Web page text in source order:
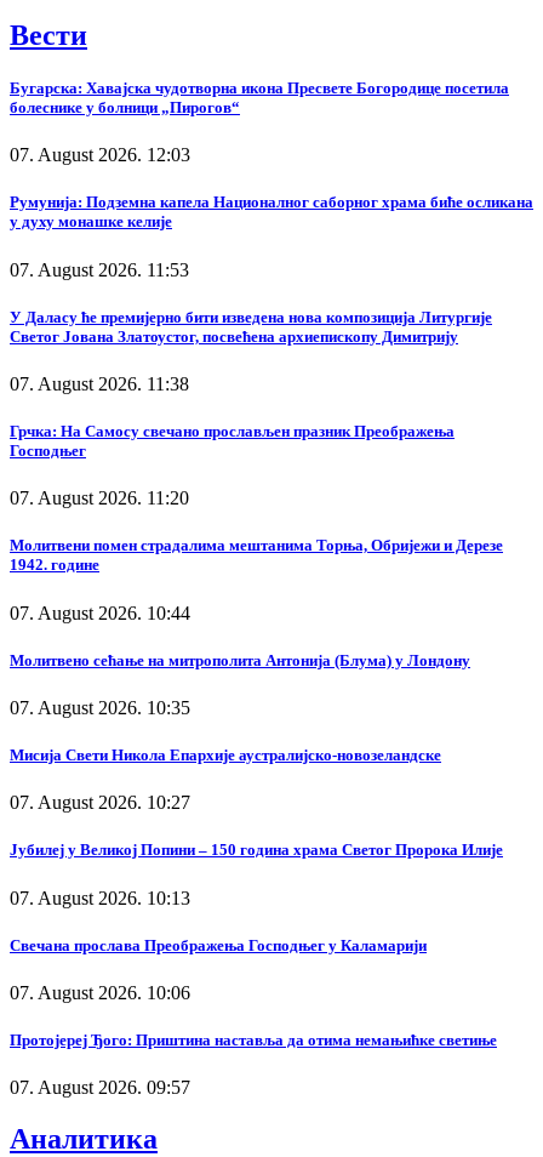
Вести
Бугарска: Хавајска чудотворна икона Пресвете Богородице посетила
болеснике у болници „Пирогов“
07. August 2026. 12:03
Румунија: Подземна капела Националног саборног храма биће осликана
у духу монашке келије
07. August 2026. 11:53
У Даласу ће премијерно бити изведена нова композиција Литургије
Светог Јована Златоустог, посвећена архиепископу Димитрију
07. August 2026. 11:38
Грчка: На Самосу свечано прослављен празник Преображења
Господњег
07. August 2026. 11:20
Молитвени помен страдалима мештанима Торња, Обријежи и Дерезе
1942. године
07. August 2026. 10:44
Молитвено сећање на митрополита Антонија (Блума) у Лондону
07. August 2026. 10:35
Мисија Свети Никола Епархије аустралијско-новозеландске
07. August 2026. 10:27
Јубилеј у Великој Попини – 150 година храма Светог Пророка Илије
07. August 2026. 10:13
Свечана прослава Преображења Господњег у Каламарији
07. August 2026. 10:06
Протојереј Ђого: Приштина наставља да отима немањићке светиње
07. August 2026. 09:57
Аналитика